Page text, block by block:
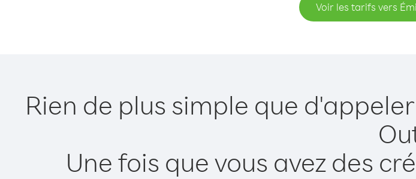
Voir les tarifs vers
Rien de plus simple que
Une fois que vous avez des